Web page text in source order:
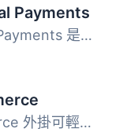
Payments
WooCommerce PayPal Payments 是一個全方位解決方案，幫助商...
Google for WooCommerce 外掛可輕鬆將您的 WooCommerce 產品...